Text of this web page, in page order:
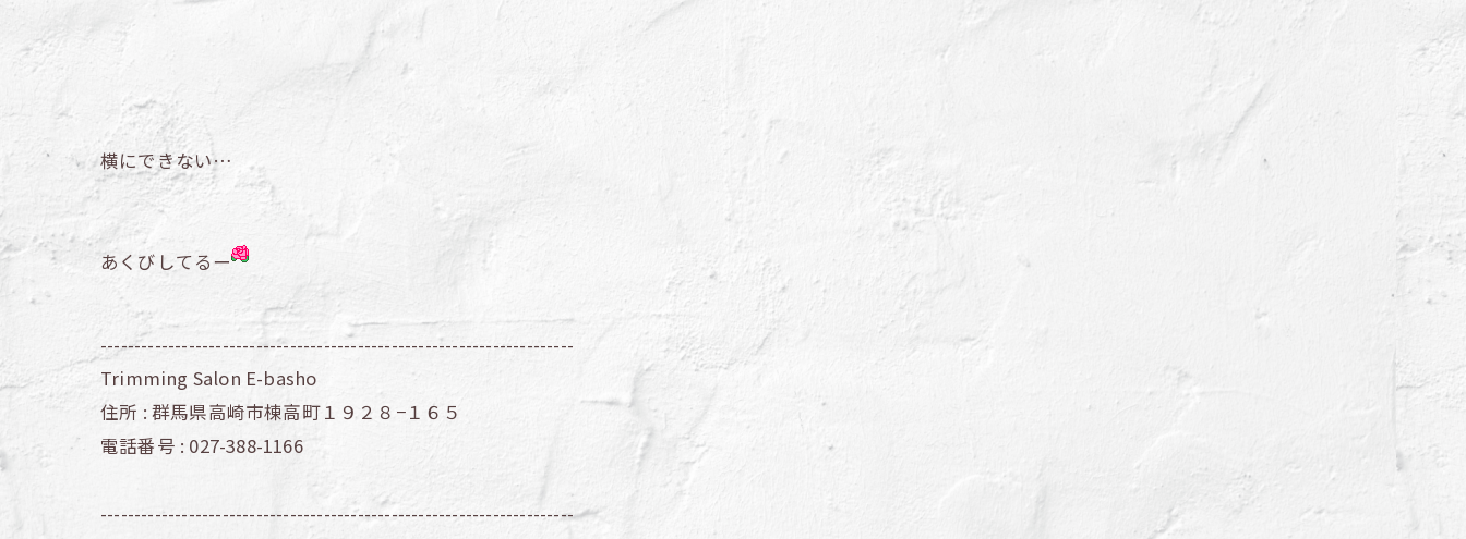
横にできない…
あくびしてるー
----------------------------------------------------------------------
Trimming Salon E-basho
住所 : 群馬県高崎市棟高町１９２８−１６５
電話番号 : 027-388-1166
----------------------------------------------------------------------